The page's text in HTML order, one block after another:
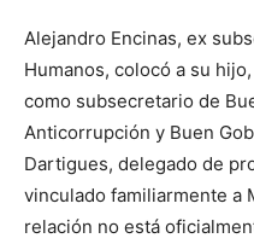
Alejandro Encinas, ex
Humanos, colocó a su
como subsecretario de
Anticorrupción y Buen
Dartigues, delegado de
vinculado familiarmente a
relación no está